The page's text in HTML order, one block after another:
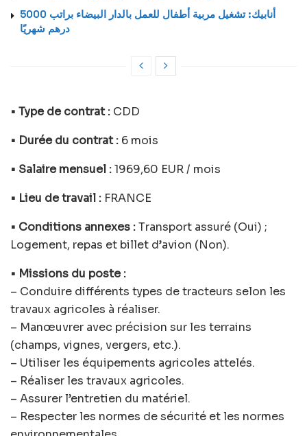
أنابيك: تشغيل مربية أطفال للعمل بالدار البيضاء براتب 5000
درهم شهريًا
• Type de contrat : CDD
• Durée du contrat : 6 mois
• Salaire mensuel :1969,60 EUR / mois
• Lieu de travail : FRANCE
• Conditions annexes :Transport assuré (Oui) ;
Logement, repas et billet d’avion (Non).
• Missions du poste :
– Conduire différents types de tracteurs selon les
travaux agricoles à réaliser.
– Manœuvrer avec précision sur les terrains
(champs, vignes, vergers, etc.).
– Utiliser les équipements agricoles attelés.
– Réaliser les travaux agricoles.
– Assurer l’entretien du matériel.
– Respecter les normes de sécurité et les normes